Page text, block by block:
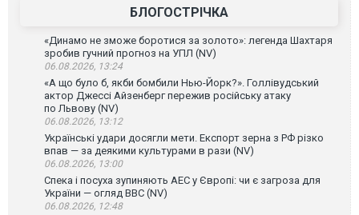
БЛОГОСТРІЧКА
«Динамо не зможе боротися за золото»: легенда Шахтаря
зробив гучний прогноз на УПЛ (NV)
06.08.2026, 13:24
«А що було б, якби бомбили Нью-Йорк?». Голлівудський
актор Джессі Айзенберг пережив російську атаку
по Львову (NV)
06.08.2026, 13:12
Українські удари досягли мети. Експорт зерна з РФ різко
впав — за деякими культурами в рази (NV)
06.08.2026, 13:00
Спека і посуха зупиняють АЕС у Європі: чи є загроза для
України — огляд ВВС (NV)
06.08.2026, 12:48